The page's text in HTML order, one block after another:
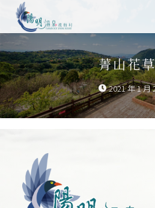
菁山花
2021 年 1 月